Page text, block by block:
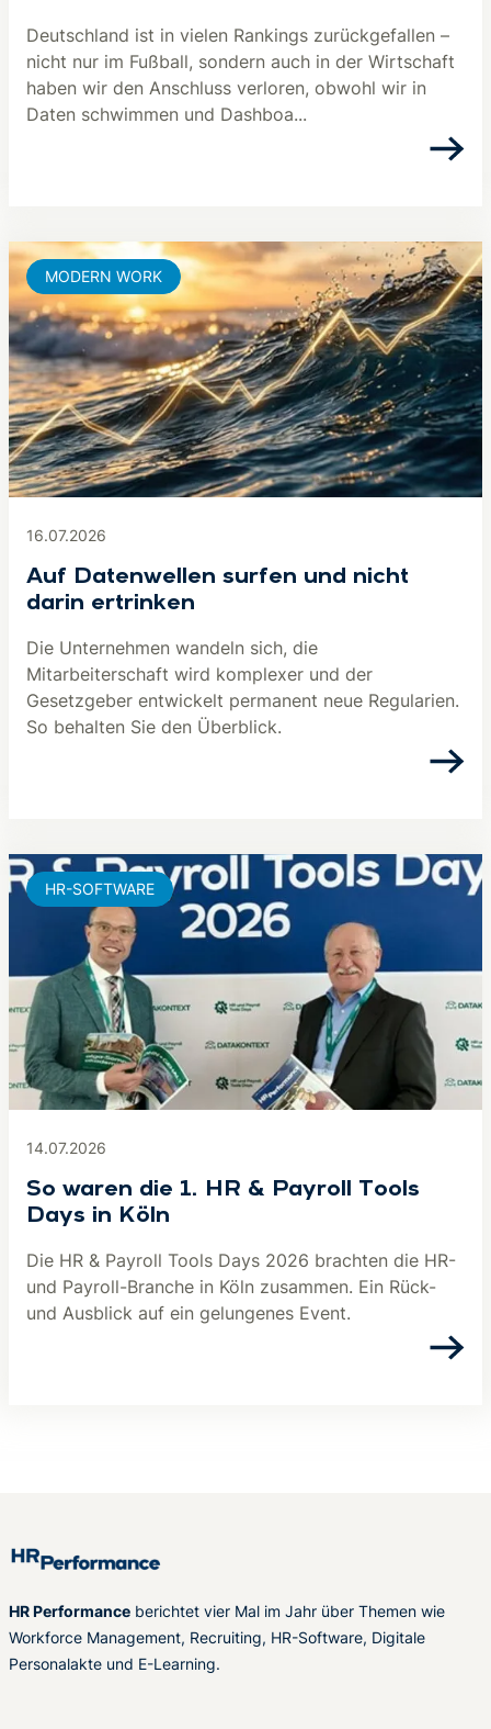
Deutschland ist in vielen Rankings zurückgefallen –
nicht nur im Fußball, sondern auch in der Wirtschaft
haben wir den Anschluss verloren, obwohl wir in
Daten schwimmen und Dashboa...
16.07.2026
Auf Datenwellen surfen und nicht
darin ertrinken
Die Unternehmen wandeln sich, die
Mitarbeiterschaft wird komplexer und der
Gesetzgeber entwickelt permanent neue Regularien.
So behalten Sie den Überblick.
MODERN WORK
14.07.2026
So waren die 1. HR & Payroll Tools
Days in Köln
Die HR & Payroll Tools Days 2026 brachten die HR-
und Payroll-Branche in Köln zusammen. Ein Rück-
und Ausblick auf ein gelungenes Event.
HR-SOFTWARE
HR Performance berichtet vier Mal im Jahr über Themen wie
Workforce Management, Recruiting, HR-Software, Digitale
Personalakte und E-Learning.